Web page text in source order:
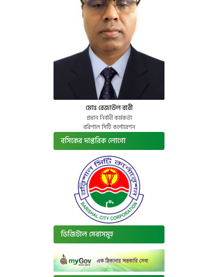
মোঃ রেজাউল বারী
প্রধান নির্বাহী কর্মকর্তা
বরিশাল সিটি কর্পোরেশন
বসিকের দাপ্তরিক লোগো
ডিজিটাল সেবাসমূহ